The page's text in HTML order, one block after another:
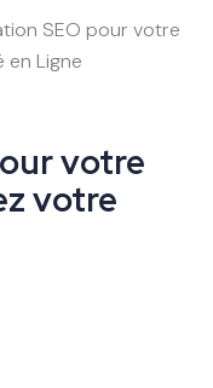
SEO pour votre
en Ligne
votre
votre